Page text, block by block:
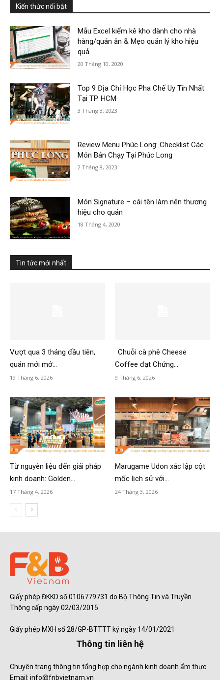
Kiến thức nổi bật
Mẫu Excel kiểm kê kho dành cho nhà
hàng/quán ăn & Mẹo quản lý kho hiệu
quả
20 Tháng 10, 2020
Top 9 Địa Chỉ Học Pha Chế Uy Tín Nhất
Tại TP. HCM
3 Tháng 3, 2023
Review Menu Phúc Long: Checklist Các
Món Bán Chạy Tại Phúc Long
2 Tháng 8, 2023
Món Signature – cái tên làm nên thương
hiệu cho quán
18 Tháng 4, 2020
Tin tức mới nhất
Vượt qua 3 tháng đầu tiên,
quán mới mở...
19 Tháng 6, 2026
Chuỗi cà phê Cheese
Coffee đạt Chứng...
9 Tháng 6, 2026
Từ nguyên liệu đến giải pháp
kinh doanh: Golden...
17 Tháng 4, 2026
Marugame Udon xác lập cột
mốc lịch sử với...
24 Tháng 3, 2026
Giấy phép ĐKKD số 0106779731 do Bộ Thông Tin và Truyền
Thông cấp ngày 02/03/2015
Giấy phép MXH số 28/GP-BTTTT ký ngày 14/01/2021
Thông tin liên hệ
Chuyên trang thông tin tổng hợp cho ngành kinh doanh ẩm thực
Email: info@fnbvietnam.vn